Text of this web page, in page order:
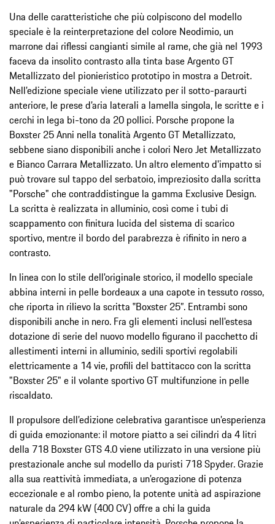
Una delle caratteristiche che più colpiscono del modello
speciale è la reinterpretazione del colore Neodimio, un
marrone dai riflessi cangianti simile al rame, che già nel 1993
faceva da insolito contrasto alla tinta base Argento GT
Metallizzato del pionieristico prototipo in mostra a Detroit.
Nell’edizione speciale viene utilizzato per il sotto-paraurti
anteriore, le prese d’aria laterali a lamella singola, le scritte e i
cerchi in lega bi-tono da 20 pollici. Porsche propone la
Boxster 25 Anni nella tonalità Argento GT Metallizzato,
sebbene siano disponibili anche i colori Nero Jet Metallizzato
e Bianco Carrara Metallizzato. Un altro elemento d'impatto si
può trovare sul tappo del serbatoio, impreziosito dalla scritta
"Porsche" che contraddistingue la gamma Exclusive Design.
La scritta è realizzata in alluminio, così come i tubi di
scappamento con finitura lucida del sistema di scarico
sportivo, mentre il bordo del parabrezza è rifinito in nero a
contrasto.
In linea con lo stile dell'originale storico, il modello speciale
abbina interni in pelle bordeaux a una capote in tessuto rosso,
che riporta in rilievo la scritta ‟Boxster 25”. Entrambi sono
disponibili anche in nero. Fra gli elementi inclusi nell'estesa
dotazione di serie del nuovo modello figurano il pacchetto di
allestimenti interni in alluminio, sedili sportivi regolabili
elettricamente a 14 vie, profili del battitacco con la scritta
"Boxster 25" e il volante sportivo GT multifunzione in pelle
riscaldato.
Il propulsore dell’edizione celebrativa garantisce un’esperienza
di guida emozionante: il motore piatto a sei cilindri da 4 litri
della 718 Boxster GTS 4.0 viene utilizzato in una versione più
prestazionale anche sul modello da puristi 718 Spyder. Grazie
alla sua reattività immediata, a un’erogazione di potenza
eccezionale e al rombo pieno, la potente unità ad aspirazione
naturale da 294 kW (400 CV) offre a chi la guida